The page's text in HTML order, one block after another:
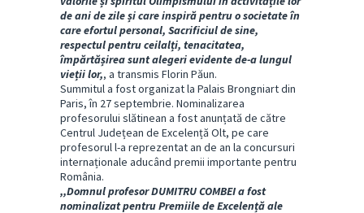
de ani de zile și care inspiră pentru o societate în
care efortul personal, Sacrificiul de sine,
respectul pentru ceilalți, tenacitatea,
împărtășirea sunt alegeri evidente de-a lungul
vieții lor,, a transmis Florin Păun.
Summitul a fost organizat la Palais Brongniart din
Paris, în 27 septembrie. Nominalizarea
profesorului slătinean a fost anunțată de către
Centrul Județean de Excelență Olt, pe care
profesorul l-a reprezentat an de an la concursuri
internaționale aducând premii importante pentru
România.
,,Domnul profesor DUMITRU COMBEI a fost
nominalizat pentru Premiile de Excelență ale